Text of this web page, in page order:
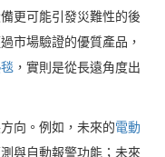
更可能引發災難性的後
市場驗證的優質產品，
，實則是從長遠角度出
向。例如，未來的電動
與自動報警功能；未來